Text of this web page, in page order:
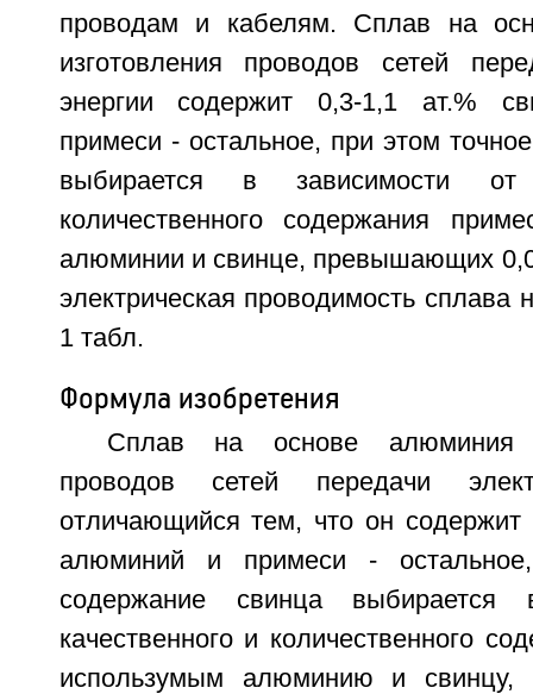
проводам и кабелям. Сплав на
изготовления проводов сетей
энергии содержит 0,3-1,1 ат.%
примеси - остальное, при этом
выбирается в зависимости от
количественного содержания
алюминии и свинце, превышающих
электрическая проводимость
1 табл.
Формула изобретения
Сплав на основе алюминия
проводов сетей передачи
отличающийся тем, что он содержит
алюминий и примеси -
содержание свинца выбирается
качественного и количественного
использумым алюминию и